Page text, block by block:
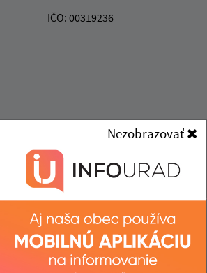
Nezobrazovať
IČO: 00319236